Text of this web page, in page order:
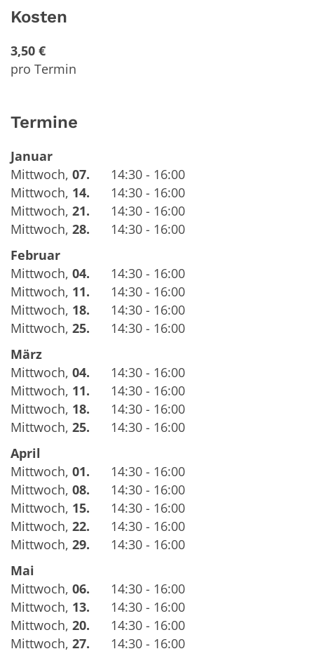
Kosten
3,50 €
pro Termin
Termine
Januar
Mittwoch, 07.
14:30 - 16:00
Mittwoch, 14.
14:30 - 16:00
Mittwoch, 21.
14:30 - 16:00
Mittwoch, 28.
14:30 - 16:00
Februar
Mittwoch, 04.
14:30 - 16:00
Mittwoch, 11.
14:30 - 16:00
Mittwoch, 18.
14:30 - 16:00
Mittwoch, 25.
14:30 - 16:00
März
Mittwoch, 04.
14:30 - 16:00
Mittwoch, 11.
14:30 - 16:00
Mittwoch, 18.
14:30 - 16:00
Mittwoch, 25.
14:30 - 16:00
April
Mittwoch, 01.
14:30 - 16:00
Mittwoch, 08.
14:30 - 16:00
Mittwoch, 15.
14:30 - 16:00
Mittwoch, 22.
14:30 - 16:00
Mittwoch, 29.
14:30 - 16:00
Mai
Mittwoch, 06.
14:30 - 16:00
Mittwoch, 13.
14:30 - 16:00
Mittwoch, 20.
14:30 - 16:00
Mittwoch, 27.
14:30 - 16:00